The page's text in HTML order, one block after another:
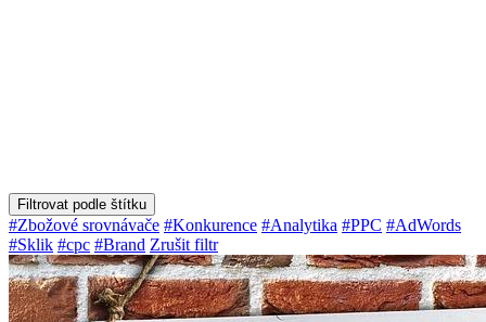
Filtrovat podle štítku
#Zbožové srovnávače #Konkurence #Analytika #PPC #AdWords
#Sklik #cpc #Brand Zrušit filtr